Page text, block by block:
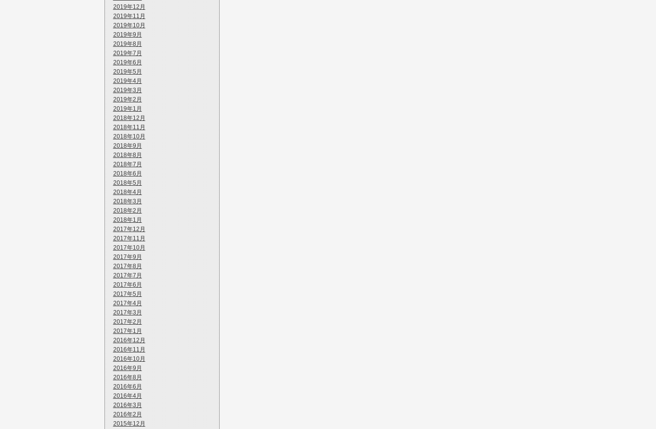
2019年12月
2019年11月
2019年10月
2019年9月
2019年8月
2019年7月
2019年6月
2019年5月
2019年4月
2019年3月
2019年2月
2019年1月
2018年12月
2018年11月
2018年10月
2018年9月
2018年8月
2018年7月
2018年6月
2018年5月
2018年4月
2018年3月
2018年2月
2018年1月
2017年12月
2017年11月
2017年10月
2017年9月
2017年8月
2017年7月
2017年6月
2017年5月
2017年4月
2017年3月
2017年2月
2017年1月
2016年12月
2016年11月
2016年10月
2016年9月
2016年8月
2016年6月
2016年4月
2016年3月
2016年2月
2015年12月